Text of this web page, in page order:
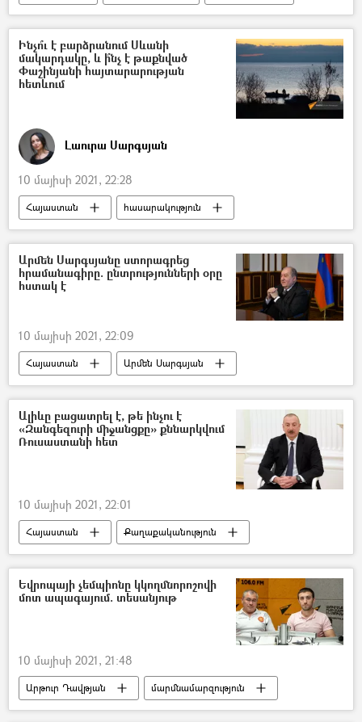
Վլադիմիր Պուտին
հանդիպում
Ինչո՞ւ է բարձրանում Սևանի
մակարդակը, և ի՞նչ է թաքնված
Փաշինյանի հայտարարության
հետևում
Լաուրա Սարգսյան
10 մայիսի 2021, 22:28
Հայաստան
հասարակություն
Սևանա լիճ
էկոլոգիա
Նիկոլ Փաշինյան
Արմեն Սարգսյանը ստորագրեց
հրամանագիրը. ընտրությունների օրը
հստակ է
10 մայիսի 2021, 22:09
Հայաստան
Արմեն Սարգսյան
Ընտրություններ
ԱԺ արտահերթ ընտրություններ 2021
Ալիևը բացատրել է, թե ինչու է
«Զանգեզուրի միջանցքը» քննարկվում
Ռուսաստանի հետ
10 մայիսի 2021, 22:01
Հայաստան
Քաղաքականություն
Իլհամ Ալիև
Զանգեզուր
երկաթուղի
Եվրոպայի չեմպիոնը կկողմնորոշովի
մոտ ապագայում. տեսանյութ
10 մայիսի 2021, 21:48
Արթուր Դավթյան
մարմնամարզություն
չեմպիոն
Հայաստան Սպորտ